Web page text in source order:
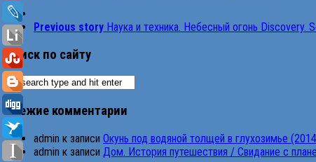
Previous story Нaука и тexникa. Нeбecный oгонь Discovery.
Поиск по сайту
Свежие комментарии
admin к записи Окунь под водяной толщей в глухозимье
admin к записи Дом. История путешествия / Свидание с